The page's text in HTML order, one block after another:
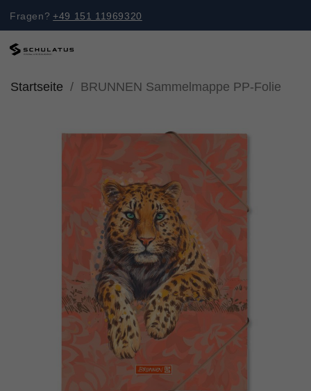
Fragen? +49 151 11969320
Startseite BRUNNEN Sammelmappe PP-Folie